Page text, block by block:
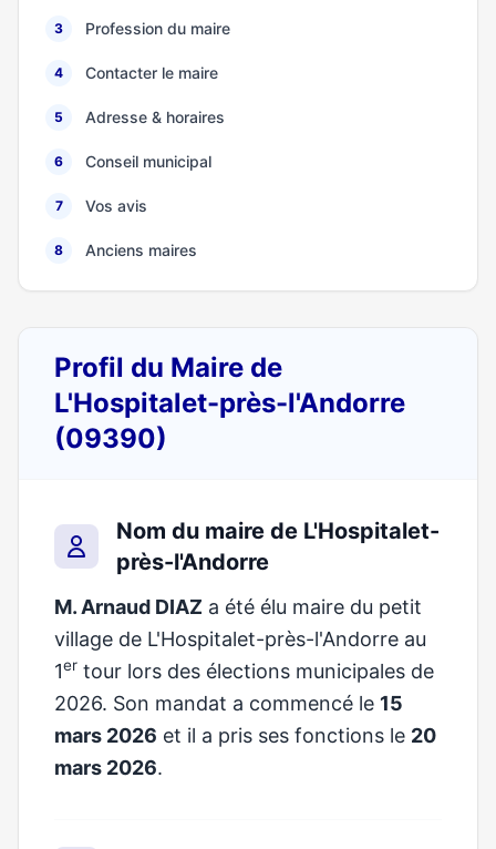
3 Profession du maire
4 Contacter le maire
5 Adresse & horaires
6 Conseil municipal
7 Vos avis
8 Anciens maires
Profil du Maire de
L'Hospitalet-près-l'Andorre
(09390)
Nom du maire de L'Hospitalet-
près-l'Andorre
M. Arnaud DIAZ a été élu maire du petit
village de L'Hospitalet-près-l'Andorre au
1er tour lors des élections municipales de
2026. Son mandat a commencé le 15
mars 2026 et il a pris ses fonctions le 20
mars 2026.